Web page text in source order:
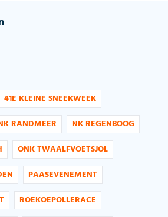
41E KLEINE SNEEKWEEK
RANDMEER
NK REGENBOOG
ONK TWAALFVOETSJOL
PAASEVENEMENT
ROEKOEPOLLERACE